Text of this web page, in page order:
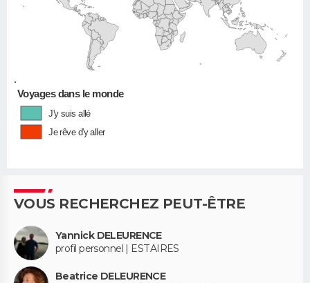
•
Voyages dans le monde
J'y suis allé
Je rêve d'y aller
VOUS RECHERCHEZ PEUT-ÊTRE
Yannick DELEURENCE
profil personnel | ESTAIRES
Beatrice DELEURENCE